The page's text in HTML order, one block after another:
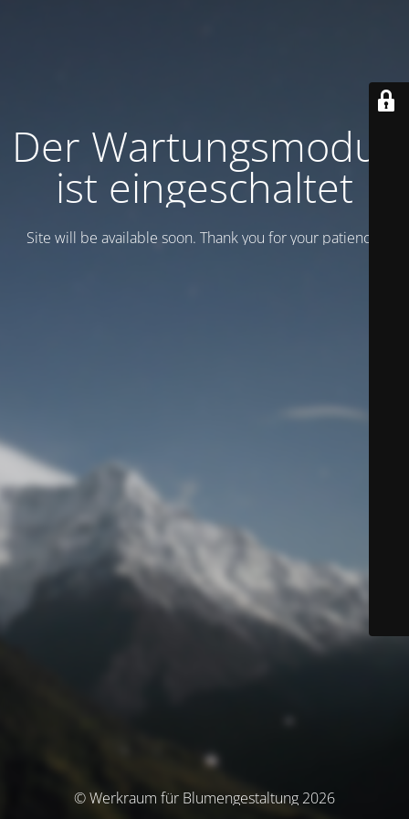
Der Wartungsmodus
ist eingeschaltet
Site will be available soon. Thank you for your patience!
© Werkraum für Blumengestaltung 2026